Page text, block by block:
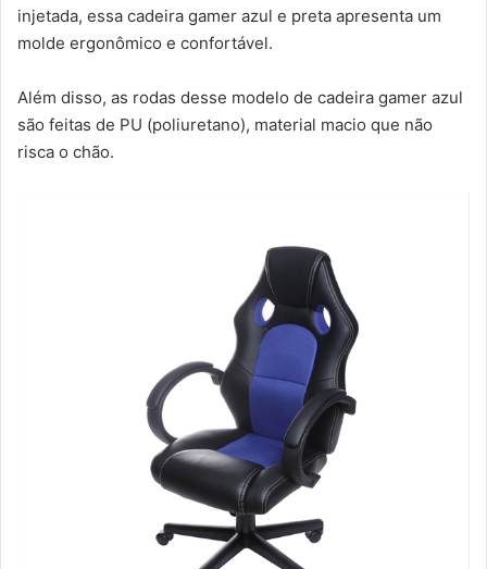
injetada, essa cadeira gamer azul e preta apresenta um
molde ergonômico e confortável.
Além disso, as rodas desse modelo de cadeira gamer azul
são feitas de PU (poliuretano), material macio que não
risca o chão.